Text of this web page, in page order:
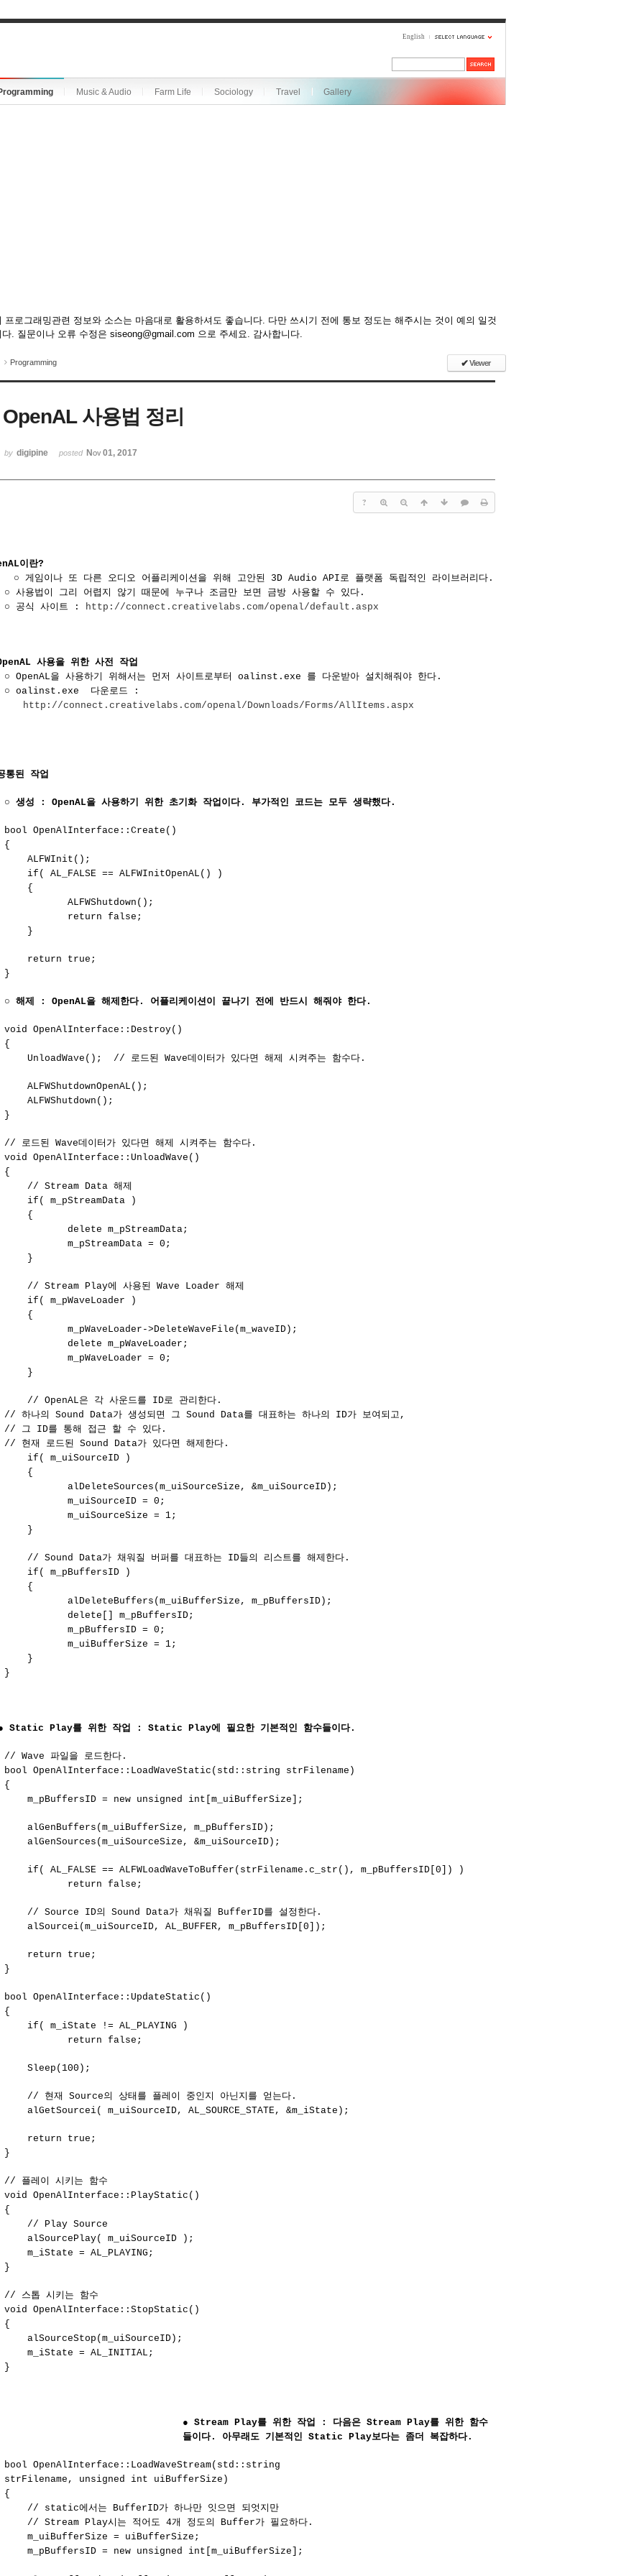
English
Music & Audio Farm Life Sociology Travel Gallery
프로그래밍관련 정보와 소스는 마음대로 활용하셔도 좋습니다. 다만 쓰시기 전에 통보 정도는 해주시는 것이 예의 일것
다. 질문이나 오류 수정은 siseong@gmail.com 으로 주세요. 감사합니다.
Programming ✔Viewer
OpenAL 사용법 정리
by digipine posted Nov 01, 2017
?
이란?
○ 게임이나 또 다른 오디오 어플리케이션을 위해 고안된 3D Audio API로 플랫폼 독립적인 라이브러리다.
○ 사용법이 그리 어렵지 않기 때문에 누구나 조금만 보면 금방 사용할 수 있다.
○ 공식 사이트 :
http://connect.creativelabs.com/openal/default.aspx
사용을 위한 사전 작업
○ OpenAL을 사용하기 위해서는 먼저 사이트로부터 oalinst.exe 를 다운받아 설치해줘야 한다.
○ oalinst.exe 다운로드 :
http://connect.creativelabs.com/openal/Downloads/Forms/AllItems.aspx
통된 작업
○ 생성 : OpenAL을 사용하기 위한 초기화 작업이다. 부가적인 코드는 모두 생략했다.
bool OpenAlInterface::Create()
{
ALFWInit();
if( AL_FALSE == ALFWInitOpenAL() )
{
ALFWShutdown();
return false;
}
return true;
}
○ 해제 : OpenAL을 해제한다. 어플리케이션이 끝나기 전에 반드시 해줘야 한다.
void OpenAlInterface::Destroy()
{
UnloadWave(); // 로드된 Wave데이터가 있다면 해제 시켜주는 함수다.
ALFWShutdownOpenAL();
ALFWShutdown();
}
// 로드된 Wave데이터가 있다면 해제 시켜주는 함수다.
void OpenAlInterface::UnloadWave()
{
// Stream Data 해제
if( m_pStreamData )
{
delete m_pStreamData;
m_pStreamData = 0;
}
// Stream Play에 사용된 Wave Loader 해제
if( m_pWaveLoader )
{
m_pWaveLoader->DeleteWaveFile(m_waveID);
delete m_pWaveLoader;
m_pWaveLoader = 0;
}
// OpenAL은 각 사운드를 ID로 관리한다.
// 하나의 Sound Data가 생성되면 그 Sound Data를 대표하는 하나의 ID가 보여되고,
// 그 ID를 통해 접근 할 수 있다.
// 현재 로드된 Sound Data가 있다면 해제한다.
if( m_uiSourceID )
{
alDeleteSources(m_uiSourceSize, &m_uiSourceID);
m_uiSourceID = 0;
m_uiSourceSize = 1;
}
// Sound Data가 채워질 버퍼를 대표하는 ID들의 리스트를 해제한다.
if( m_pBuffersID )
{
alDeleteBuffers(m_uiBufferSize, m_pBuffersID);
delete[] m_pBuffersID;
m_pBuffersID = 0;
m_uiBufferSize = 1;
}
}
Static Play를 위한 작업 : Static Play에 필요한 기본적인 함수들이다.
// Wave 파일을 로드한다.
bool OpenAlInterface::LoadWaveStatic(std::string strFilename)
{
m_pBuffersID = new unsigned int[m_uiBufferSize];
alGenBuffers(m_uiBufferSize, m_pBuffersID);
alGenSources(m_uiSourceSize, &m_uiSourceID);
if( AL_FALSE == ALFWLoadWaveToBuffer(strFilename.c_str(), m_pBuffersID[0]) )
return false;
// Source ID의 Sound Data가 채워질 BufferID를 설정한다.
alSourcei(m_uiSourceID, AL_BUFFER, m_pBuffersID[0]);
return true;
}
bool OpenAlInterface::UpdateStatic()
{
if( m_iState != AL_PLAYING )
return false;
Sleep(100);
// 현재 Source의 상태를 플레이 중인지 아닌지를 얻는다.
alGetSourcei( m_uiSourceID, AL_SOURCE_STATE, &m_iState);
return true;
}
// 플레이 시키는 함수
void OpenAlInterface::PlayStatic()
{
// Play Source
alSourcePlay( m_uiSourceID );
m_iState = AL_PLAYING;
}
// 스톱 시키는 함수
void OpenAlInterface::StopStatic()
{
alSourceStop(m_uiSourceID);
m_iState = AL_INITIAL;
}
● Stream Play를 위한 작업 : 다음은 Stream Play를 위한 함수
들이다. 아무래도 기본적인 Static Play보다는 좀더 복잡하다.
bool OpenAlInterface::LoadWaveStream(std::string
strFilename, unsigned int uiBufferSize)
{
// static에서는 BufferID가 하나만 잇으면 되엇지만
// Stream Play시는 적어도 4개 정도의 Buffer가 필요하다.
m_uiBufferSize = uiBufferSize;
m_pBuffersID = new unsigned int[m_uiBufferSize];